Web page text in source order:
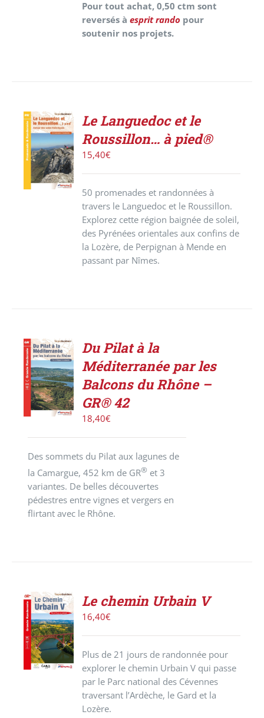
Pour tout achat, 0,50 ctm sont
reversés àesprit rando pour
soutenir nos projets.
ACHETER
LE
PRODUIT
/
DÉTAILS
Le Languedoc et le
Roussillon… à pied®
15,40€
50 promenades et randonnées à
travers le Languedoc et le Roussillon.
Explorez cette région baignée de soleil,
des Pyrénées orientales aux confins de
la Lozère, de Perpignan à Mende en
passant par Nîmes.
ACHETER
LE
PRODUIT
/
DÉTAILS
Du Pilat à la
Méditerranée par les
Balcons du Rhône –
GR® 42
18,40€
Des sommets du Pilat aux lagunes de
la Camargue, 452 km de GR® et 3
variantes. De belles découvertes
pédestres entre vignes et vergers en
flirtant avec le Rhône.
AJOUTER
AU
PANIER
/
DÉTAILS
Le chemin Urbain V
16,40€
Plus de 21 jours de randonnée pour
explorer le chemin Urbain V qui passe
par le Parc national des Cévennes
traversant l’Ardèche, le Gard et la
Lozère.